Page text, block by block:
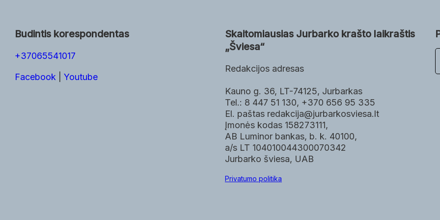
Budintis korespondentas
+37065541017
Facebook Youtube
Skaitomiausias Jurbarko krašto laikraštis
„Šviesa“
Redakcijos adresas
Kauno g. 36, LT-74125, Jurbarkas
Tel.: 8 447 51 130, +370 656 95 335
El. paštas redakcija@jurbarkosviesa.lt
Įmonės kodas 158273111,
AB Luminor bankas, b. k. 40100,
a/s LT 104010044300070342
Jurbarko šviesa, UAB
Privatumo politika
P
i